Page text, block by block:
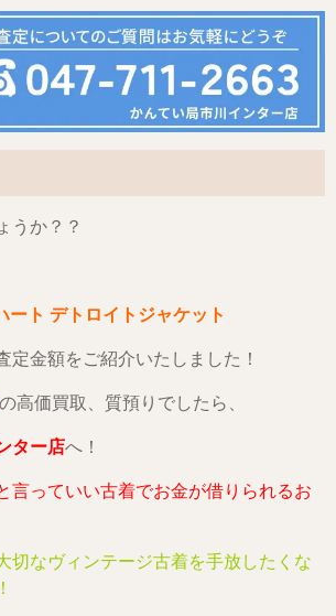
うか？？
ート デトロイトジャケット
定金額をご紹介いたしました！
の高価買取、質預りでしたら、
ター店へ！
言っていい古着でお金が借りられるお
切なヴィンテージ古着を手放したくな